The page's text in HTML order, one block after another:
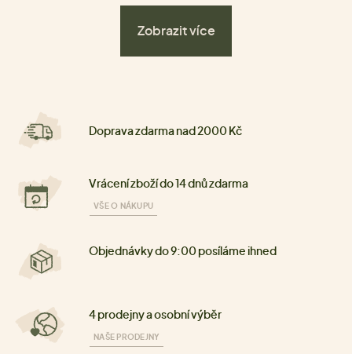
Zobrazit více
Doprava zdarma nad 2000 Kč
Vrácení zboží do 14 dnů zdarma
VŠE O NÁKUPU
Objednávky do 9:00 posíláme ihned
4 prodejny a osobní výběr
NAŠE PRODEJNY